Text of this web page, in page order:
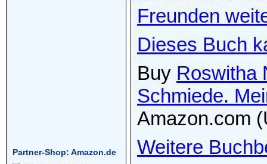
Freunden
Dieses Buch
Buy Roswitha
Schmiede.
Amazon.com
Weitere
Partner-Shop: Amazon.de